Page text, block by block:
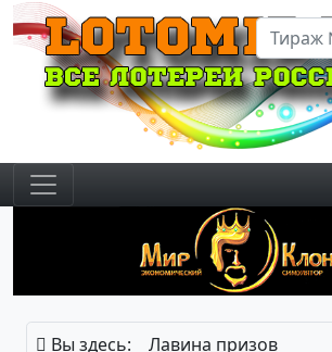
Вы здесь:
Лавина призов